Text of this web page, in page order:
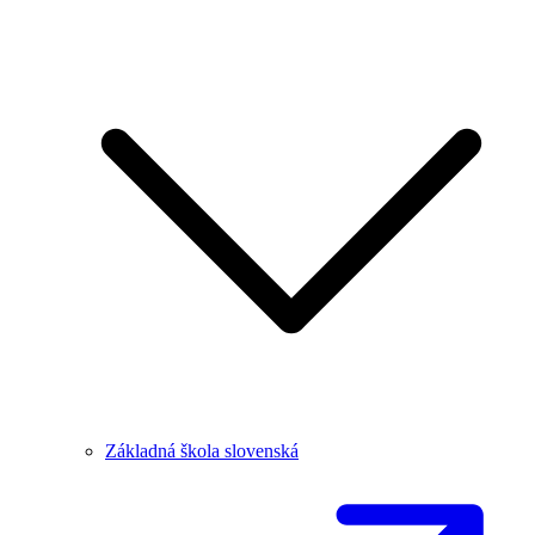
Základná škola slovenská